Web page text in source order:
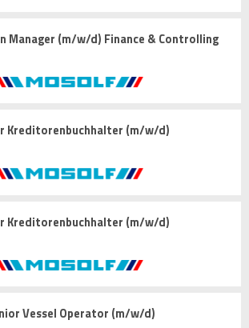
Manager (m/w/d) Finance & Controlling
Kreditorenbuchhalter (m/w/d)
Kreditorenbuchhalter (m/w/d)
Vessel Operator (m/w/d)